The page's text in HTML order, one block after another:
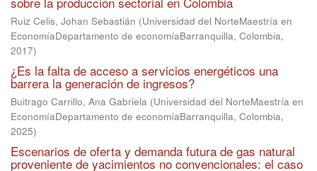
Ruiz Celis, Johan Sebastián (Universidad del NorteMaestría en
EconomíaDepartamento de economíaBarranquilla, Colombia,
2017)
¿Es la falta de acceso a servicios energéticos una
barrera la generación de ingresos?
Buitrago Carrillo, Ana Gabriela (Universidad del NorteMaestría en
EconomíaDepartamento de economíaBarranquilla, Colombia,
2025)
Escenarios de oferta y demanda futura de gas natural
proveniente de yacimientos no convencionales: el caso